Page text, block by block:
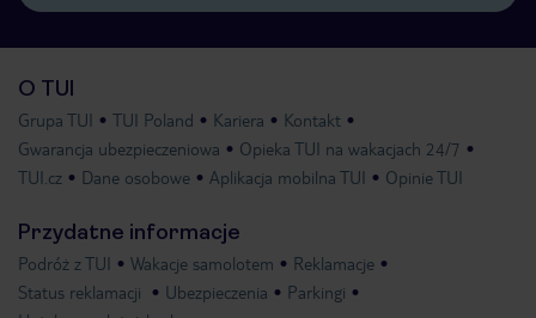
O TUI
Grupa TUI TUI Poland Kariera
Kontakt
Gwarancja ubezpieczeniowa
Opieka TUI na wakacjach 24/7
TUI.cz
Dane osobowe Aplikacja mobilna TUI Opinie TUI
Przydatne informacje
Podróż z TUI Wakacje samolotem
Reklamacje
Status reklamacji
Ubezpieczenia
Parkingi